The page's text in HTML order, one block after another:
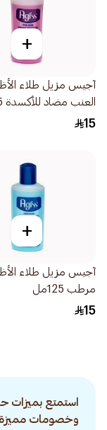
+
آجيس مزيل طلاء
العنب مضاد للأكسدة 125مل
15
+
آجيس مزيل طلاء
مرطب 125مل
15
استمتع بميزات
وخصومات مميزة.